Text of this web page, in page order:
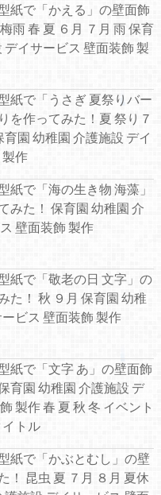
紙で「かえる」の壁面飾
雨 春 夏 ６月 ７月 雨 保育
デイサービス 壁面装飾 製
紙で「うさぎ 夏祭りバー
を作ってみた！夏 祭り７
育園 幼稚園 介護施設 デイ
作
紙で「海の生き物 海藻」
みた！ 保育園 幼稚園 介
壁面装飾 製作
紙で「敬老の日 文字」の
た！ 秋 ９月 保育園 幼稚
ビス 壁面装飾 製作
紙で「文字 あ」の壁面飾
育園 幼稚園 介護施設 デ
製作 春 夏 秋 冬 イベント
イトル
紙で「かぶとむし」の壁
！ 昆虫 夏 ７月 ８月 夏休